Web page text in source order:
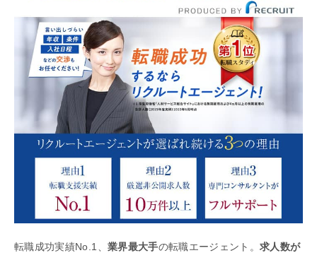
転職成功実績No.1、 業界最大手の転職エージェント。求人数が